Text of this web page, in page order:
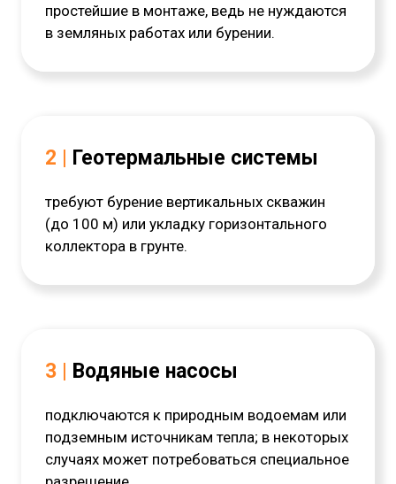
простейшие в монтаже, ведь не нуждаются
в земляных работах или бурении.
2 | Геотермальные системы
требуют бурение вертикальных скважин
(до 100 м) или укладку горизонтального
коллектора в грунте.
3 | Водяные насосы
подключаются к природным водоемам или
подземным источникам тепла; в некоторых
случаях может потребоваться специальное